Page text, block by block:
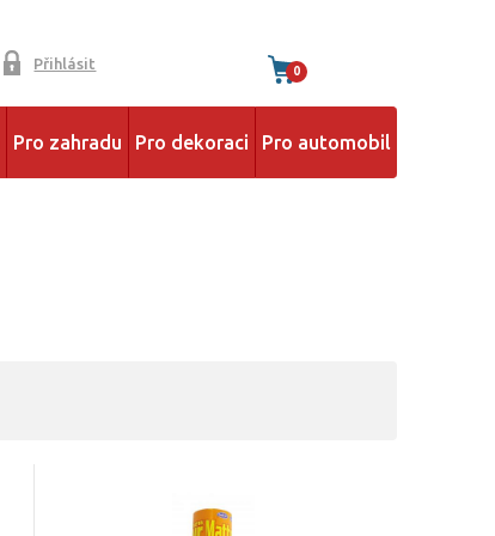
Přihlásit 0
Pro zahradu Pro dekoraci Pro automobil